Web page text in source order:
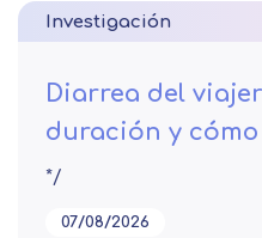
Investigación
Diarrea del
duración y
*/
07/08/2026